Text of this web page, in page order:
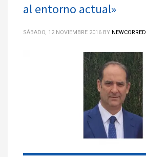
al entorno actual»
SÁBADO, 12 NOVIEMBRE 2016 BY NEWCORRED